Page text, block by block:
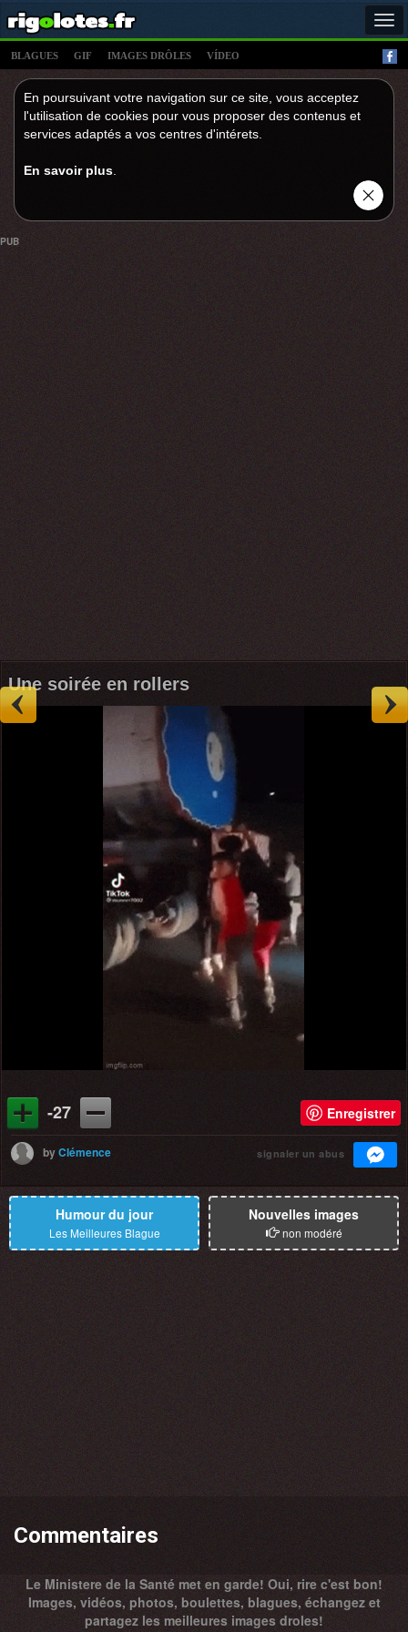
BLAGUES GIF IMAGES DRÔLES VÍDEO
En poursuivant votre navigation sur ce site, vous acceptez
l'utilisation de cookies pour vous proposer des contenus et
services adaptés a vos centres d'intérets.
En savoir plus
PUB
Une soirée en rollers
-27 Enregistrer
byClémence signaler un abus
Humour du jour
Les Meilleures Blague
Nouvelles images
non modéré
Commentaires
Le Ministere de la Santé met en garde! Oui, rire c'est bon!
Images, vidéos, photos, boulettes, blagues, échangez et
partagez les meilleures images droles!